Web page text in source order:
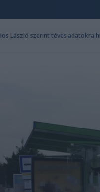
László szerint téves adatokra